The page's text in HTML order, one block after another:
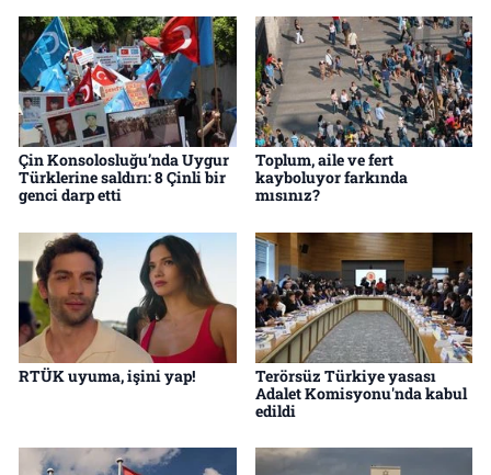
Çin Konsolosluğu’nda Uygur
Türklerine saldırı: 8 Çinli bir
genci darp etti
Toplum, aile ve fert
kayboluyor farkında
mısınız?
RTÜK uyuma, işini yap!
Terörsüz Türkiye yasası
Adalet Komisyonu'nda kabul
edildi